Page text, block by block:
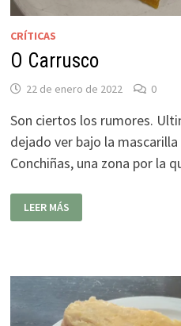
CRÍTICAS
O Carrusco
22 de enero de 2022 0
Son ciertos los rumores.
dejado ver bajo la
Conchiñas, una zona por la
CARRUSCO
LEER MÁS